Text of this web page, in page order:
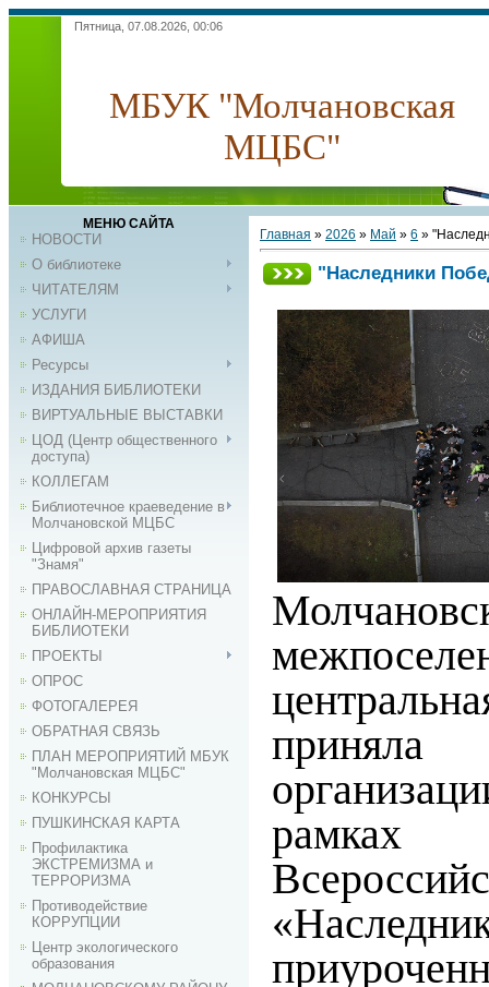
Пятница, 07.08.2026, 00:06
МБУК "Молчановская
МЦБС"
МЕНЮ САЙТА
НОВОСТИ
О библиотеке
ЧИТАТЕЛЯМ
УСЛУГИ
АФИША
Ресурсы
ИЗДАНИЯ БИБЛИОТЕКИ
ВИРТУАЛЬНЫЕ ВЫСТАВКИ
ЦОД (Центр общественного
доступа)
КОЛЛЕГАМ
Библиотечное краеведение в
Молчановской МЦБС
Цифровой архив газеты
"Знамя"
ПРАВОСЛАВНАЯ СТРАНИЦА
ОНЛАЙН-МЕРОПРИЯТИЯ
БИБЛИОТЕКИ
ПРОЕКТЫ
ОПРОС
ФОТОГАЛЕРЕЯ
ОБРАТНАЯ СВЯЗЬ
ПЛАН МЕРОПРИЯТИЙ МБУК
"Молчановская МЦБС"
КОНКУРСЫ
ПУШКИНСКАЯ КАРТА
Профилактика
ЭКСТРЕМИЗМА и
ТЕРРОРИЗМА
Противодействие
КОРРУПЦИИ
Центр экологического
образования
Главная » 2026 » Май » 6 »
"Наследники